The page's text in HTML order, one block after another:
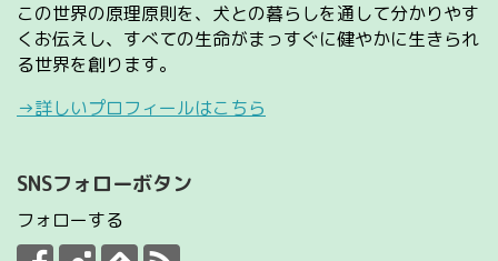
この世界の原理原則を、犬との暮らしを通して分かりやす
くお伝えし、すべての生命がまっすぐに健やかに生きられ
る世界を創ります。
→詳しいプロフィールはこちら
SNSフォローボタン
フォローする